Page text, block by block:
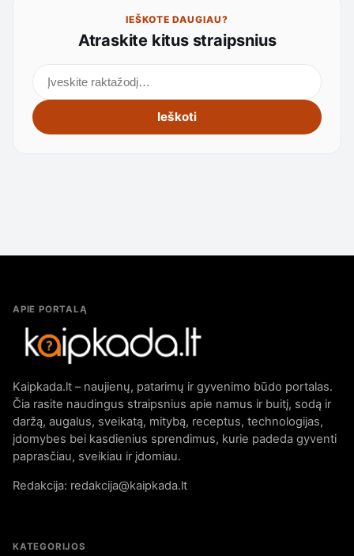
IEŠKOTE DAUGIAU?
Atraskite kitus straipsnius
Ieškoti
APIE PORTALĄ
Kaipkada.lt – naujienų, patarimų ir gyvenimo būdo portalas.
Čia rasite naudingus straipsnius apie namus ir buitį, sodą ir
daržą, augalus, sveikatą, mitybą, receptus, technologijas,
įdomybes bei kasdienius sprendimus, kurie padeda gyventi
paprasčiau, sveikiau ir įdomiau.
Redakcija: redakcija@kaipkada.lt
KATEGORIJOS